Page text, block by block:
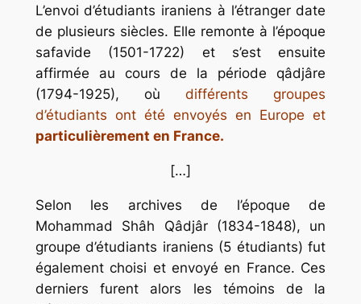
L’envoi d’étudiants iraniens à l’étranger date
de plusieurs siècles. Elle remonte à l’époque
safavide (1501-1722) et s’est ensuite
affirmée au cours de la période qâdjâre
(1794-1925), oùdifférents groupes
d’étudiants ont été envoyés en Europe et
particulièrement en France.
[…]
Selon les archives de l’époque de
Mohammad Shâh Qâdjâr (1834-1848), un
groupe d’étudiants iraniens (5 étudiants) fut
également choisi et envoyé en France. Ces
derniers furent alors les témoins de la